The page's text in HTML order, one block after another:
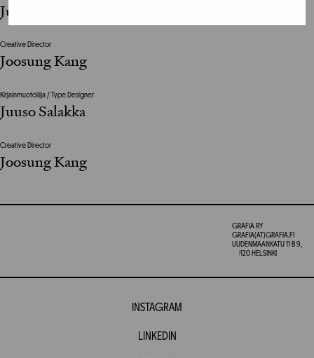
Juuso Salakka
Creative Director
Joosung Kang
Kirjainmuotoilija / Type Designer
Juuso Salakka
Creative Director
Joosung Kang
GRAFIA RY
GRAFIA(AT)GRAFIA.FI
UUDENMAANKATU 11 B 9,
00120 HELSINKI
INSTAGRAM
LINKEDIN